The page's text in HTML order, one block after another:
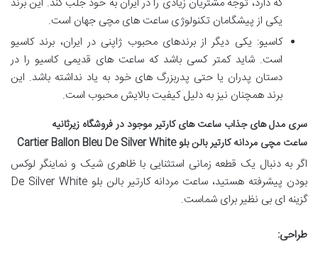
یکی از پیشگامان تکنولوژی ساعت های مچی جهان است.
کاسیو: یکی دیگر از برندهای محبوب ژاپنی در ایران، برند کاسیو
است. شاید کمتر کسی باشد که ساعت های قدیمی کاسیو را در
دستان پدران یا حتی پدربزرگ های خود به یاد نداشته باشد. این
برند همچنان نیز به دلیل کیفیت بالایش محبوب است.
سری مدل های جذاب ساعت های کارتیر موجود در فروشگاه زیرثانیه
ساعت مچی مردانه کارتیر بالن بلو Cartier Ballon Bleu De Silver White
اگر به دنبال یک قطعه زمانی استثنایی با ظاهری شیک و نماینگر لوکس
بودن پیشرفته هستید، ساعت مردانه کارتیر بالن بلو De Silver White
گزینه ای بی نظیر برای شماست.
طراحی: